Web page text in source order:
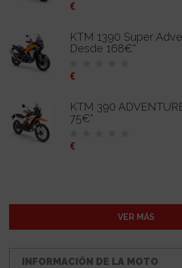
€
KTM 1390 Super
Desde 168€*
€
KTM 390
75€*
€
VER MÁS
INFORMACIÓN DE LA MOTO